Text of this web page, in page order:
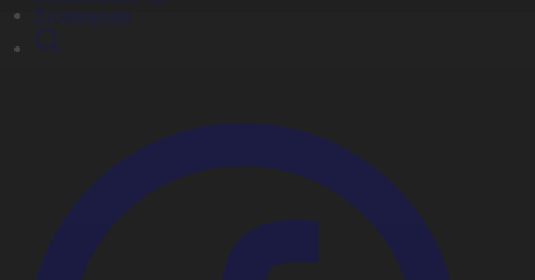
Видеоархив